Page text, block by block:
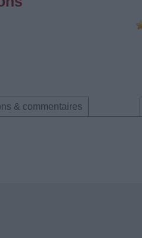
& commentaires